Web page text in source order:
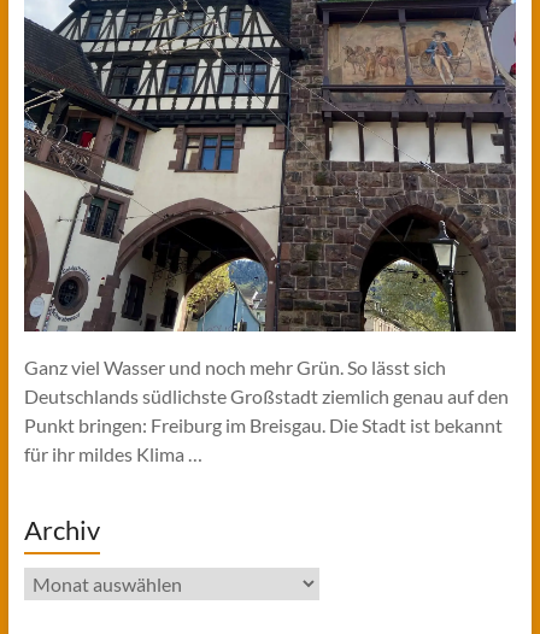
Ganz viel Wasser und noch mehr Grün. So lässt sich
Deutschlands südlichste Großstadt ziemlich genau auf den
Punkt bringen: Freiburg im Breisgau. Die Stadt ist bekannt
für ihr mildes Klima …
Archiv
Archiv